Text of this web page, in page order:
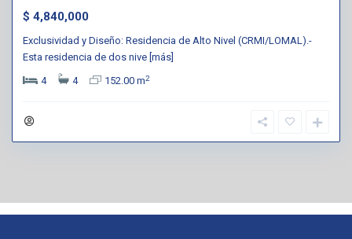
$ 4,840,000
Exclusividad y Diseño: Residencia de Alto Nivel (CRMI/LOMAL).-
Esta residencia de dos nive [más]
4
4 152.00 m2